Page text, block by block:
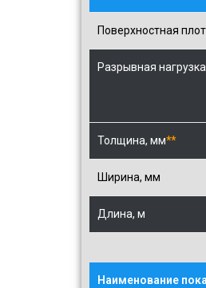
Поверхностная
Разрывная
Толщина, мм**
Ширина, мм
Длина, м
Наименование